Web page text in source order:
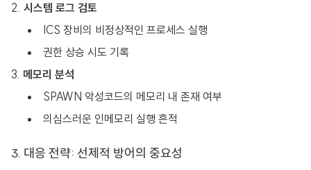
시스템 로그 검토
ICS 장비의 비정상적인 프로세스 실행
권한 상승 시도 기록
메모리 분석
SPAWN 악성코드의 메모리 내 존재 여부
의심스러운 인메모리 실행 흔적
3. 대응 전략: 선제적 방어의 중요성